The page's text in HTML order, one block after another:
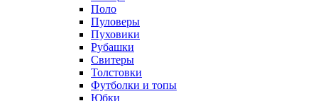
Поло
Пуловеры
Пуховики
Рубашки
Свитеры
Толстовки
Футболки и топы
Юбки